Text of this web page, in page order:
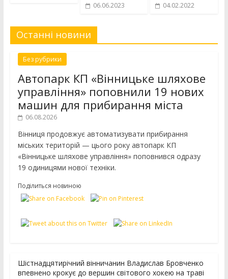
06.06.2023 04.02.2022
Останні новини
Без рубрики
Автопарк КП «Вінницьке шляхове
управління» поповнили 19 нових
машин для прибирання міста
06.08.2026
Вінниця продовжує автоматизувати прибирання
міських територій — цього року автопарк КП
«Вінницьке шляхове управління» поповнився одразу
19 одиницями нової техніки.
Поділиться новиною
Шістнадцятирічний вінничанин Владислав Бровченко
впевнено крокує до вершин світового хокею на траві